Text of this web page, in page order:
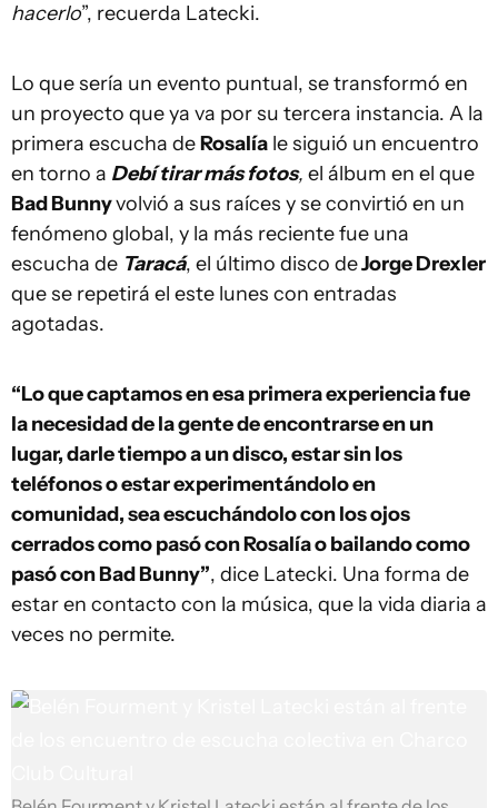
hacerlo”, recuerda Latecki.
Lo que sería un evento puntual, se transformó en
un proyecto que ya va por su tercera instancia. A la
primera escucha deRosalía le siguió un encuentro
en torno a Debí tirar más fotos, el álbum en el que
Bad Bunnyvolvió a sus raíces y se convirtió en un
fenómeno global, y la más reciente fue una
escucha de Taracá, el último disco deJorge Drexler
que se repetirá el este lunes con entradas
agotadas.
“Lo que captamos en esa primera experiencia fue
la necesidad de la gente de encontrarse en un
lugar, darle tiempo a un disco, estar sin los
teléfonos o estar experimentándolo en
comunidad, sea escuchándolo con los ojos
cerrados como pasó con Rosalía o bailando como
pasó con Bad Bunny”, dice Latecki. Una forma de
estar en contacto con la música, que la vida diaria a
veces no permite.